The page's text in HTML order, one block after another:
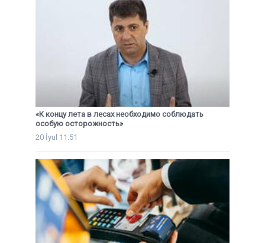
«К концу лета в лесах необходимо соблюдать
особую осторожность»
20 İyul 11:51